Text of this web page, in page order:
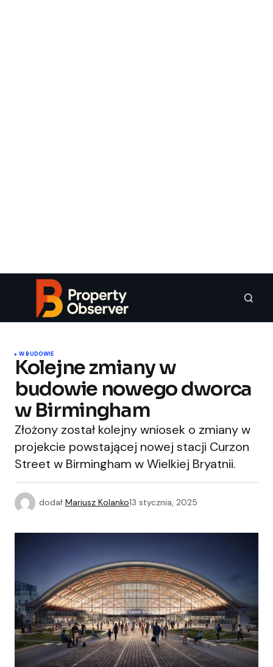
W BUDOWIE
Kolejne zmiany w
budowie nowego dworca
w Birmingham
Złożony został kolejny wniosek o zmiany w
projekcie powstającej nowej stacji Curzon
Street w Birmingham w Wielkiej Bryatnii.
dodał Mariusz Kolanko13 stycznia, 2025